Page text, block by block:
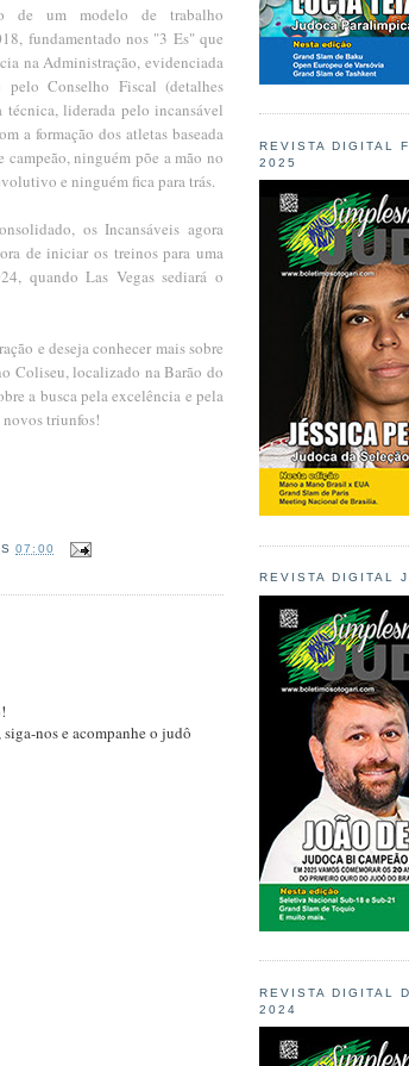
de um modelo de trabalho
fundamentado nos "3 Es" que
na Administração, evidenciada
Conselho Fiscal (detalhes
liderada pelo incansável
a formação dos atletas baseada
ninguém põe a mão no
e ninguém fica para trás.
os Incansáveis agora
de iniciar os treinos para uma
quando Las Vegas sediará o
e deseja conhecer mais sobre
Coliseu, localizado na Barão do
a busca pela excelência e pela
novos triunfos!
07:00
nos e acompanhe o judô
REVISTA DIGITAL
2025
REVISTA DIGITAL
REVISTA DIGITAL
2024